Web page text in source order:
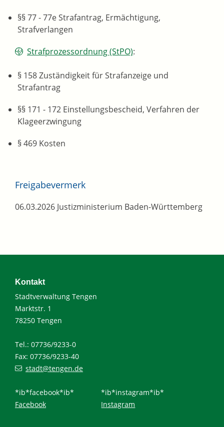
§§ 77 - 77e Strafantrag, Ermächtigung,
Strafverlangen
Strafprozessordnung (StPO):
§ 158 Zuständigkeit für Strafanzeige und
Strafantrag
§§ 171 - 172 Einstellungsbescheid, Verfahren der
Klageerzwingung
§ 469 Kosten
Freigabevermerk
06.03.2026 Justizministerium Baden-Württemberg
Kontakt
Stadtverwaltung Tengen
Marktstr. 1
78250 Tengen
Tel.: 07736/9233-0
Fax: 07736/9233-40
stadt@tengen.de
*ib*facebook*ib*
Facebook
*ib*instagram*ib*
Instagram